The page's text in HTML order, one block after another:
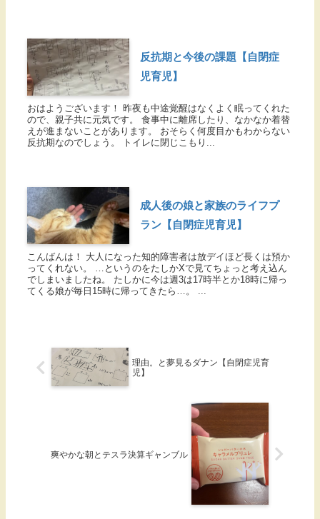
反抗期と今後の課題【自閉症
児育児】
おはようございます！ 昨夜も中途覚醒はなくよく眠ってくれた
ので、親子共に元気です。 食事中に離席したり、なかなか着替
えが進まないことがあります。 おそらく何度目かもわからない
反抗期なのでしょう。 トイレに閉じこもり...
成人後の娘と家族のライフプ
ラン【自閉症児育児】
こんばんは！ 大人になった知的障害者は放デイほど長くは預か
ってくれない。 …というのをたしかXで見てちょっと考え込ん
でしまいましたね。 たしかに今は週3は17時半とか18時に帰っ
てくる娘が毎日15時に帰ってきたら…。 ...
理由。と夢見るダナン【自閉症児育
児】
爽やかな朝とテスラ決算ギャンブル